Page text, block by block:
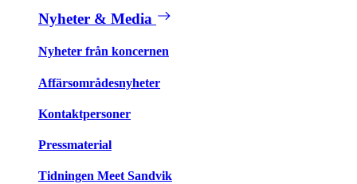
Nyheter & Media
Nyheter från koncernen
Affärsområdesnyheter
Kontaktpersoner
Pressmaterial
Tidningen Meet Sandvik